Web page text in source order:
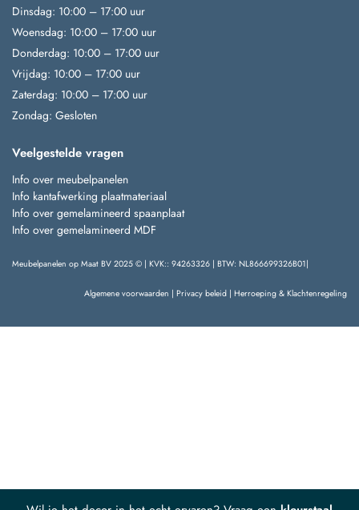
Dinsdag: 10:00 – 17:00 uur
Woensdag: 10:00 – 17:00 uur
Donderdag: 10:00 – 17:00 uur
Vrijdag: 10:00 – 17:00 uur
Zaterdag: 10:00 – 17:00 uur
Zondag: Gesloten
Veelgestelde vragen
Info over meubelpanelen
Info kantafwerking plaatmateriaal
Info over gemelamineerd spaanplaat
Info over gemelamineerd MDF
Meubelpanelen op Maat BV 2025 © | KVK:: 94263326 | BTW: NL866699326B01|
Algemene voorwaarden | Privacy beleid | Herroeping & Klachtenregeling